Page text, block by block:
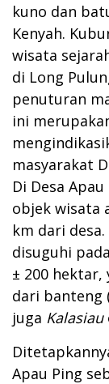
kuno dan
Kenyah.
wisata
di Long
penuturan
ini
masyarakat
Di Desa
objek wisata
km dari
disuguhi
± 200
dari banteng
juga Kalasiau
Apau Ping